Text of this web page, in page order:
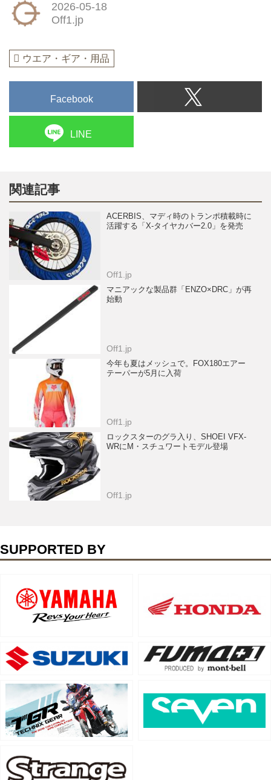
2026-05-18
Off1.jp
ウエア・ギア・用品
Facebook
LINE
関連記事
ACERBIS、マディ時のトランポ積載時に
活躍する「X-タイヤカバー2.0」を発売
Off1.jp
マニアックな製品群「ENZO×DRC」が再
始動
Off1.jp
今年も夏はメッシュで。FOX180エアー
テーパーが5月に入荷
Off1.jp
ロックスターのグラ入り、SHOEI VFX-
WRにM・スチュワートモデル登場
Off1.jp
SUPPORTED BY